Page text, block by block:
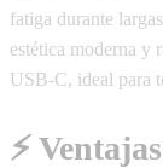
fatiga durante
estética moderna y
USB-C, ideal para
⚡